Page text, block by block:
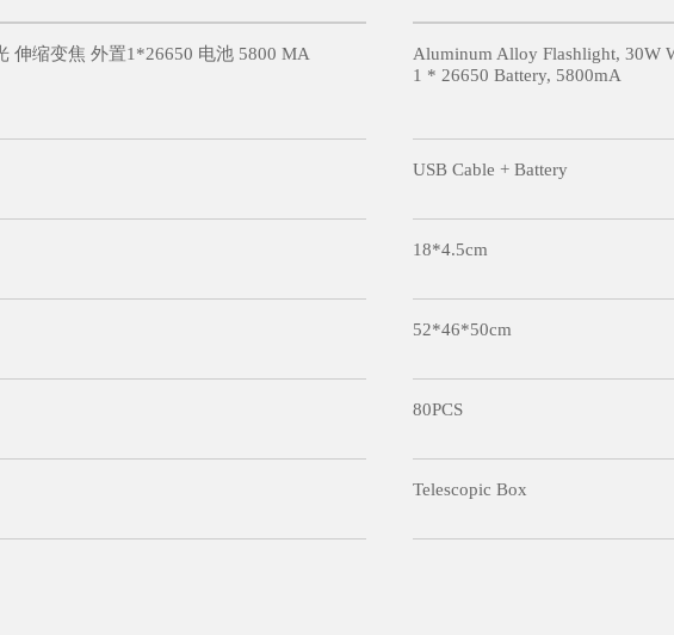
伸缩变焦 外置1*26650 电池 5800 MA
Aluminum Alloy Flashlight, 30W
1 * 26650 Battery, 5800mA
USB Cable + Battery
18*4.5cm
52*46*50cm
80PCS
Telescopic Box